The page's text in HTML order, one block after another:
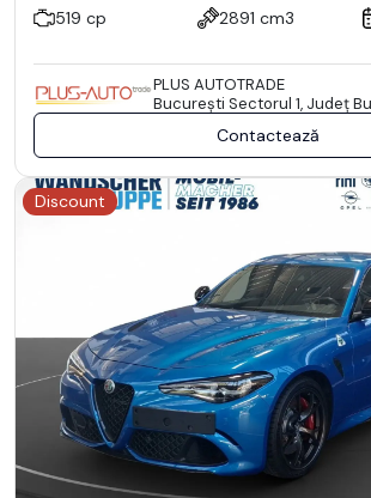
519 cp
2891 cm3
PLUS AUTOTRADE
Bucureşti Sectorul 1, Județ
Contactează
Discount